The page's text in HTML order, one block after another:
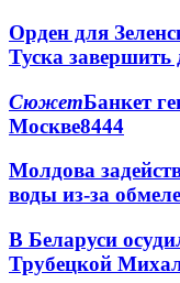
Орден для
Туска завершить
СюжетБанкет
Москве8444
Молдова
воды из-за
В Беларуси
Трубецкой